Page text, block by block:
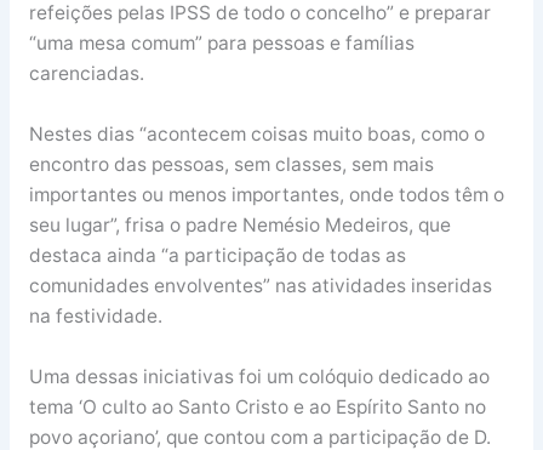
refeições pelas IPSS de todo o concelho” e preparar
“uma mesa comum” para pessoas e famílias
carenciadas.
Nestes dias “acontecem coisas muito boas, como o
encontro das pessoas, sem classes, sem mais
importantes ou menos importantes, onde todos têm o
seu lugar”, frisa o padre Nemésio Medeiros, que
destaca ainda “a participação de todas as
comunidades envolventes” nas atividades inseridas
na festividade.
Uma dessas iniciativas foi um colóquio dedicado ao
tema ‘O culto ao Santo Cristo e ao Espírito Santo no
povo açoriano’, que contou com a participação de D.